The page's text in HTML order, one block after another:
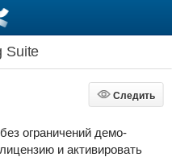
Suite
Следить
Следить
ограничений демо-
и активировать